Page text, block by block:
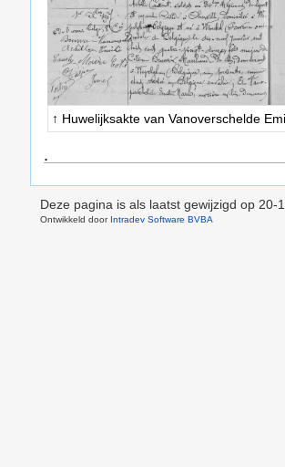
↑ Huwelijksakte van Vanoverschelde
.
Deze pagina is als laatst gewijzigd op 20-
Ontwikkeld door Intradev Software BVBA